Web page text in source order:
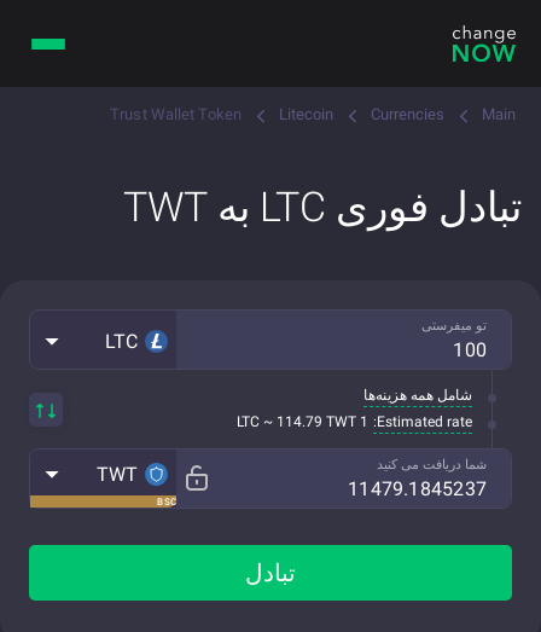
Main
Currencies
Litecoin
Trust Wallet Token
تبادل فوری LTC به TWT
تو میفرستی
LTC
شامل همه هزینه‌ها
Estimated rate:
1 LTC ~ 114.79 TWT
شما دریافت می کنید
BSC
TWT
تبادل